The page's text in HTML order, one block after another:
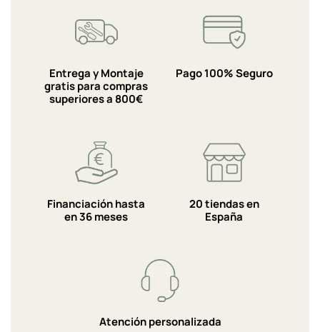
Entrega y Montaje
gratis para compras
superiores a 800€
Pago 100% Seguro
Financiación hasta
en 36 meses
20 tiendas en
España
Atención personalizada